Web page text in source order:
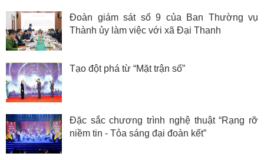
Đoàn giám sát số 9 của Ban Thường vụ
Thành ủy làm việc với xã Đại Thanh
Tạo đột phá từ “Mặt trận số”
Đặc sắc chương trình nghệ thuật “Rạng rỡ
niềm tin - Tỏa sáng đại đoàn kết”